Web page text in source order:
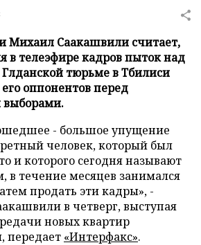
Михаил Саакашвили считает,
в телеэфире кадров пыток над
тюрьме в Тбилиси
оппонентов перед
- большое упущение
человек, который был
и которого сегодня называют
в течение месяцев занимался
продать эти кадры», -
в четверг, выступая
новых квартир
передает «Интерфакс».